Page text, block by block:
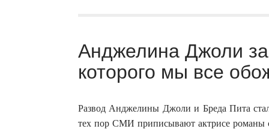
Анджелина Джоли
которого мы все
Развод Анджелины Джоли и Бреда Пита
тех пор СМИ приписывают актрисе